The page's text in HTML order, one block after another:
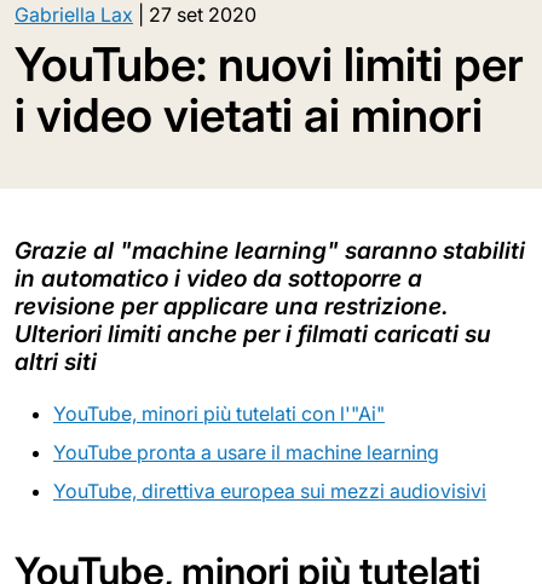
Gabriella Lax 27 set 2020
YouTube: nuovi limiti per
i video vietati ai minori
Grazie al "machine learning" saranno stabiliti
in automatico i video da sottoporre a
revisione per applicare una restrizione.
Ulteriori limiti anche per i filmati caricati su
altri siti
YouTube, minori più tutelati con l'"Ai"
YouTube pronta a usare il machine learning
YouTube, direttiva europea sui mezzi audiovisivi
YouTube, minori più tutelati